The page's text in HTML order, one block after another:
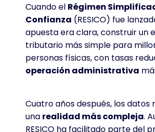
Cuando el Régimen
Confianza (RESICO) fue
apuesta era clara, construir un
tributario más simple para
personas físicas, con tasas
operación administrativa
Cuatro años después, los datos
una realidad más compleja.
RESICO ha facilitado parte del